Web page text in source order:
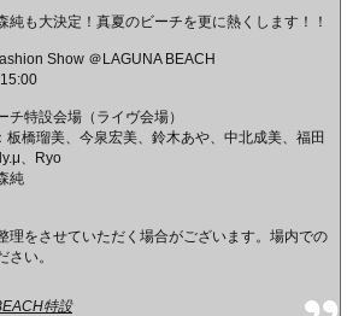
純も大決定！真夏のビーチを更に熱くします！！
Show ＠LAGUNA BEACH
チ特設会場（ライヴ会場）
橋瑠美、今泉宏美、鈴木あや、中北成美、福田
、Ryo
純
理をさせていただく場合がございます。場内での
い。
特設